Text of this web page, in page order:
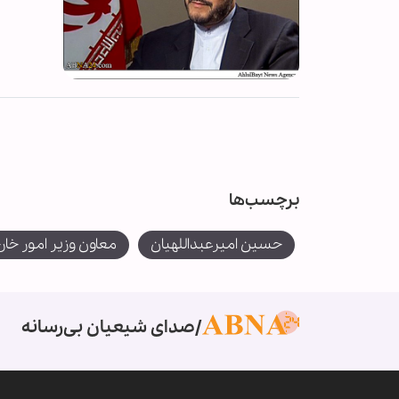
برچسب‌ها
حسین امیرعبداللهیان معاون وزیر امور
صدای شیعیان بی‌رسانه